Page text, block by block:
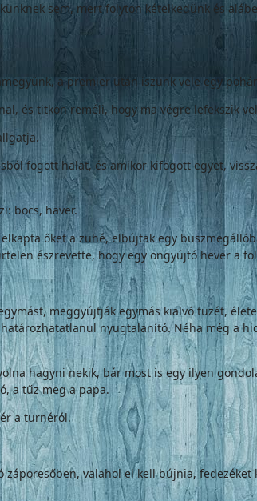
sem, mert folyton kételkedünk és
a premier után iszunk vele egy
és titkon reméli, hogy ma végre lefekszik
fogott halat, és amikor kifogott egyet,
bocs, haver.
őket a zuhé, elbújtak egy
észrevette, hogy egy öngyújtó hever a
meggyújtják egymás kialvó tüzét,
nyugtalanító. Néha még a
hagyni nekik, bár most is egy ilyen
a tűz meg a papa.
a turnéról.
valahol el kell bújnia,